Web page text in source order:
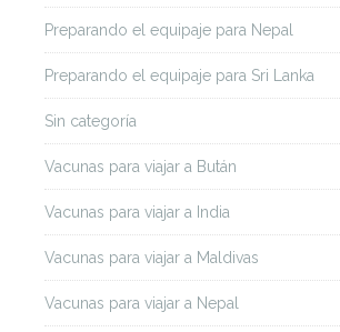
Preparando el equipaje para Nepal
Preparando el equipaje para Sri Lanka
Sin categoría
Vacunas para viajar a Bután
Vacunas para viajar a India
Vacunas para viajar a Maldivas
Vacunas para viajar a Nepal